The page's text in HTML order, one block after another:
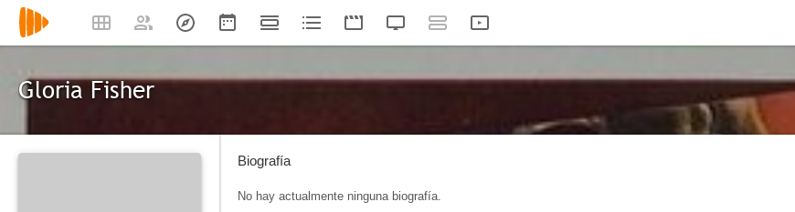
Gloria Fisher
Biografía
No hay actualmente ninguna biografía.